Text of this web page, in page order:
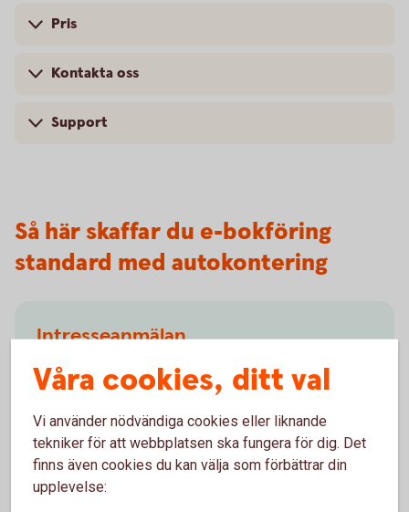
Pris
Kontakta oss
Support
Så här skaffar du e-bokföring
standard med autokontering
Intresseanmälan
Fyll i formuläret nedan så kontaktar vi dig.
Intresseanmälan(speedledger.se)
Våra cookies, ditt val
Vi använder nödvändiga cookies eller liknande
tekniker för att webbplatsen ska fungera för dig. Det
finns även cookies du kan välja som förbättrar din
upplevelse: